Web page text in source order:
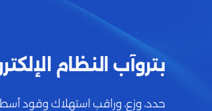
بتروآب النظام
حدد، وزع، وراقب استهلاك وقود